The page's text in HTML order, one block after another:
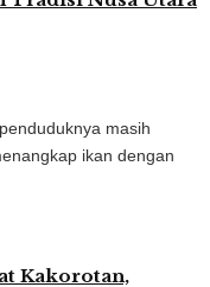
masih
ikan dengan
Kakorotan,